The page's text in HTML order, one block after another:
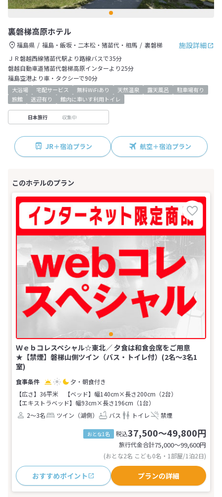
裏磐梯高原ホテル
施設詳細
福島県 福島・飯坂・二本松・猪苗代・相馬
裏磐梯
ＪＲ磐越西線猪苗代駅より路線バスで35分
磐越自動車道猪苗代磐梯高原インターより25分
福島空港より車・タクシーで90分
大浴場 宅配サービス 無料WiFiあり 天然温泉 露天風呂
駐車場有り
旅館
送迎有り 館内に車いす利用トイレ
日本旅行 収集中
JR＋宿泊プラン 航空＋宿泊プラン
Ｗｅｂコレスペシャル☆東北／ 夕食は和食会席をご用意
★【禁煙】磐梯山側ツイン（バス・トイレ付）(2名～3名1
室)
夕・朝食付き
【広さ】36平米
【ベッド】幅140cm×長さ200cm（2台）
【エキストラベッド】幅93cm×長さ196cm（1台）
2～3名
ツイン（湖側） バス トイレ 禁煙
おとな1名 税込37,500～49,800円
旅行代金合計75,000〜99,600円
(おとな2名 こども0名・1部屋/1泊2日)
おすすめポイント プランの詳細